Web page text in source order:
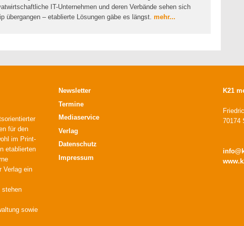
IT-Unternehmen und deren Verbände sehen sich
übergangen – etablierte Lösungen gäbe es längst. mehr...
für den
im Print-
etablierten
Verlag ein
stehen
sowie
Newsletter
Termine
Mediaservice
Verlag
Datenschutz
Impressum
K21
70174